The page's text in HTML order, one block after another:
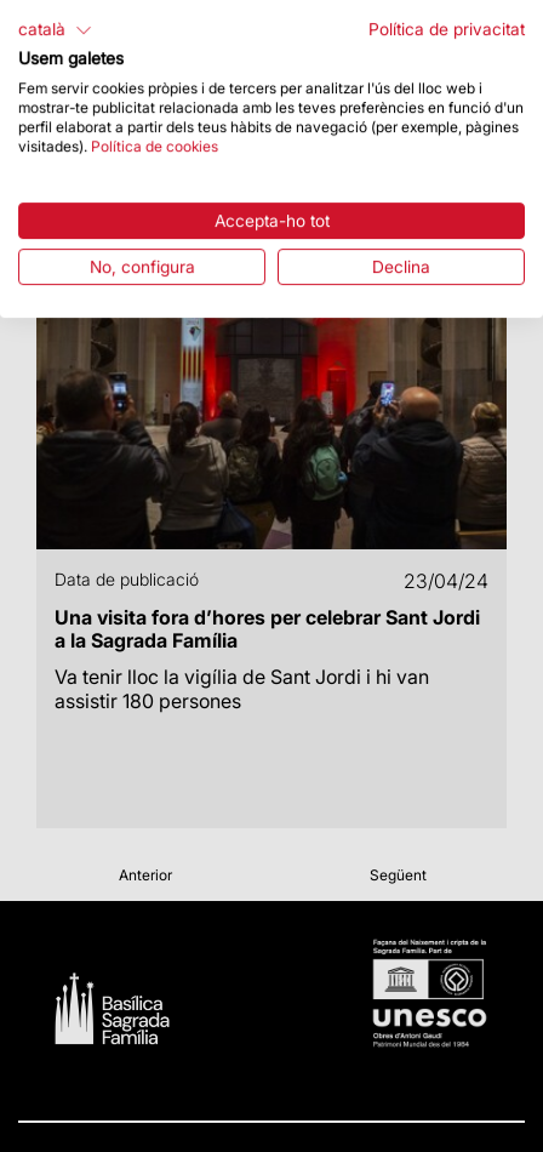
Enguany, els visitants de la Basílica han pogut
descobrir la projecció d’art visual creada amb
intel·ligència artificial per a l’ocasió
Data de publicació
23/04/24
Una visita fora d’hores per celebrar Sant Jordi
a la Sagrada Família
Va tenir lloc la vigília de Sant Jordi i hi van
assistir 180 persones
Anterior Següent
català
Política de privacitat
Usem galetes
Fem servir cookies pròpies i de tercers per analitzar l'ús del lloc web i
mostrar-te publicitat relacionada amb les teves preferències en funció d'un
perfil elaborat a partir dels teus hàbits de navegació (per exemple, pàgines
visitades). Política de cookies
Accepta-ho tot
No, configura Declina